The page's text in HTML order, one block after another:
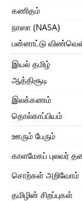
கணிதம்
நாஸா (NASA)
பன்னாட்டு
இயல் தமிழ்
ஆத்திசூடி
இலக்கணம்
தொல்காப்பியம்
ஊரும் பேரும்
காளமேகப் புலவர்
சொற்கள் அறிவோம்
தமிழின் சிறப்புகள்